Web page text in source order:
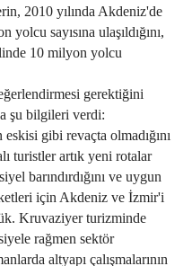
2010 yılında Akdeniz'de
sayısına ulaşıldığını,
10 milyon yolcu
gerektiğini
şu bilgileri verdi:
gibi revaçta olmadığını
turistler artık yeni rotalar
barındırdığını ve uygun
için Akdeniz ve İzmir'i
Kruvaziyer turizminde
rağmen sektör
altyapı çalışmalarının